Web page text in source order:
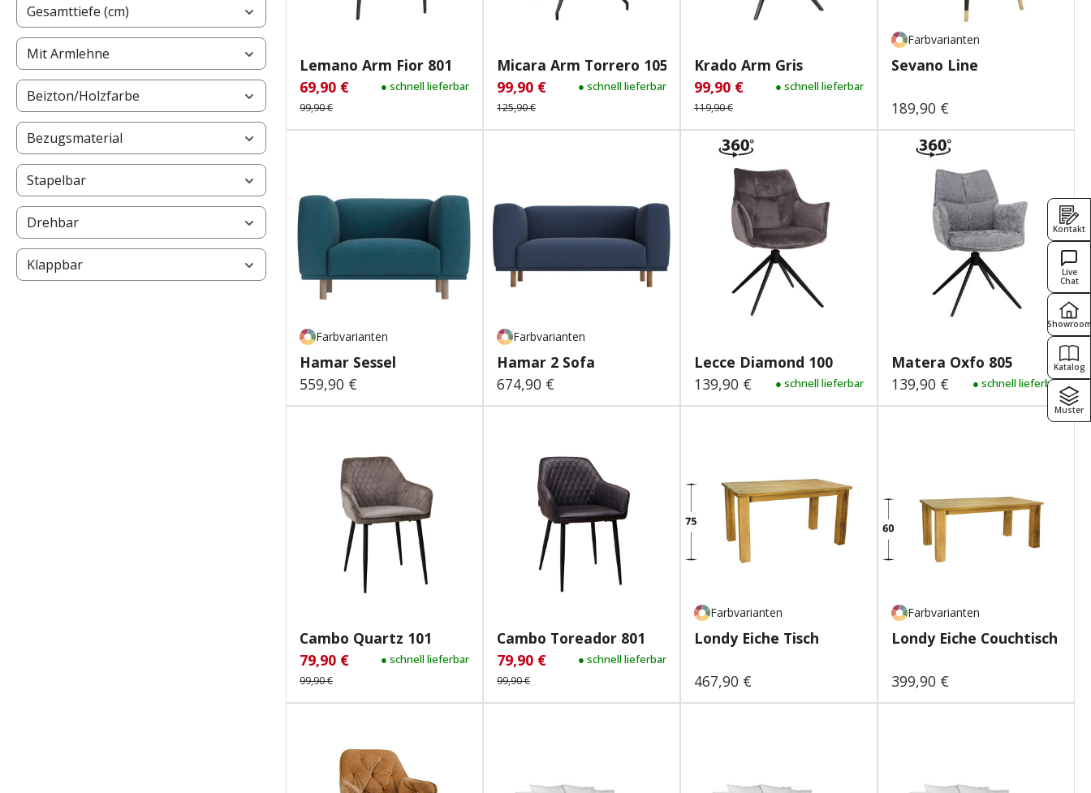
Gesamttiefe (cm)
Mit Armlehne
Beizton/Holzfarbe
Bezugsmaterial
Stapelbar
Drehbar
Klappbar
Lemano Arm Fior 801
Verkaufspreis:
69,90 €
Regulärer Preis:
99,90 €
● schnell lieferbar
Micara Arm Torrero 105
Verkaufspreis:
99,90 €
Regulärer Preis:
125,90 €
● schnell lieferbar
Krado Arm Gris
Verkaufspreis:
99,90 €
Regulärer Preis:
119,90 €
● schnell lieferbar
Farbvarianten
Sevano Line
Regulärer Preis:
189,90 €
Farbvarianten
Hamar Sessel
Regulärer Preis:
559,90 €
Farbvarianten
Hamar 2 Sofa
Regulärer Preis:
674,90 €
Lecce Diamond 100
Regulärer Preis:
139,90 € ● schnell lieferbar
Matera Oxfo 805
Regulärer Preis:
139,90 € ● schnell lieferbar
Cambo Quartz 101
Verkaufspreis:
79,90 €
Regulärer Preis:
99,90 €
● schnell lieferbar
Cambo Toreador 801
Verkaufspreis:
79,90 €
Regulärer Preis:
99,90 €
● schnell lieferbar
Farbvarianten
Londy Eiche Tisch
Regulärer Preis:
467,90 €
Farbvarianten
Londy Eiche Couchtisch
Regulärer Preis:
399,90 €
Kontakt
Live
Chat
Showroom
Katalog
Muster